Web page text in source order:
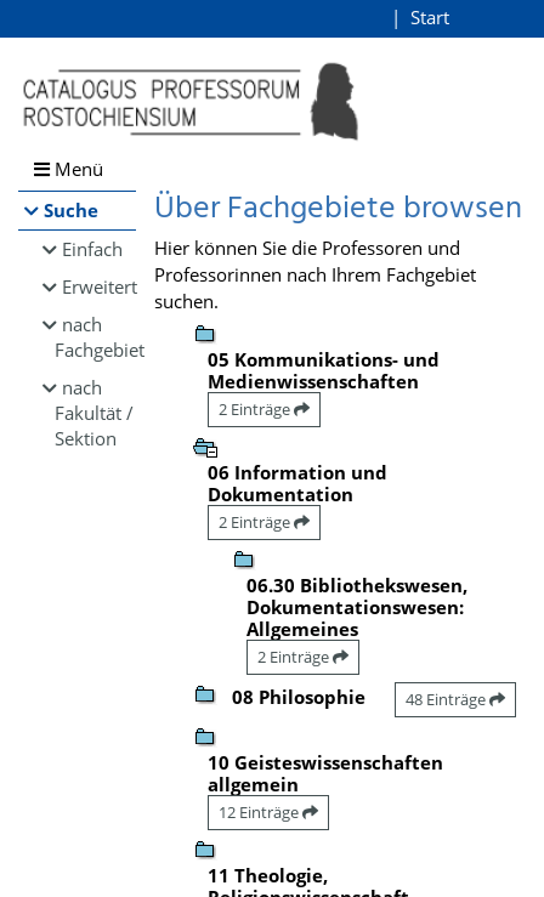
Browsen
direkt zum Inhalt
Start
Menü
Suche
Einfach
Erweitert
nach
Fachgebiet
nach
Fakultät /
Sektion
Über Fachgebiete browsen
Hier können Sie die Professoren und
Professorinnen nach Ihrem Fachgebiet
suchen.
05 Kommunikations- und
Medienwissenschaften
2 Einträge
06 Information und
Dokumentation
2 Einträge
06.30 Bibliothekswesen,
Dokumentationswesen:
Allgemeines
2 Einträge
08 Philosophie 48 Einträge
10 Geisteswissenschaften
allgemein
12 Einträge
11 Theologie,